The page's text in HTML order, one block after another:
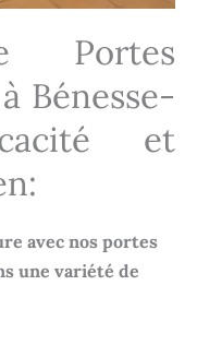
Portes
Bénesse-
et
avec nos portes
une variété de